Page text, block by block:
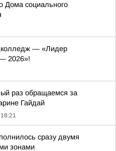
Дома социального
— «Лидер
2026»!
раз обращаемся за
Гайдай
сразу двумя
зонами